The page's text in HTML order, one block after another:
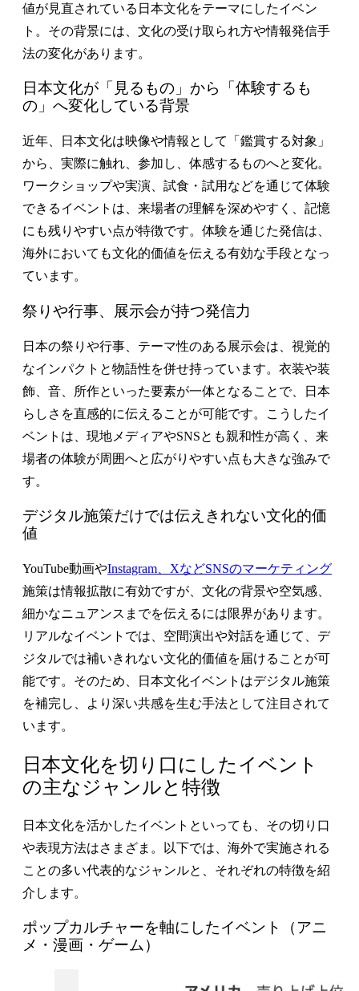
値が見直されている日本文化をテーマにしたイベン
ト。その背景には、文化の受け取られ方や情報発信手
法の変化があります。
日本文化が「見るもの」から「体験するも
の」へ変化している背景
近年、日本文化は映像や情報として「鑑賞する対象」
から、実際に触れ、参加し、体感するものへと変化。
ワークショップや実演、試食・試用などを通じて体験
できるイベントは、来場者の理解を深めやすく、記憶
にも残りやすい点が特徴です。体験を通じた発信は、
海外においても文化的価値を伝える有効な手段となっ
ています。
祭りや行事、展示会が持つ発信力
日本の祭りや行事、テーマ性のある展示会は、視覚的
なインパクトと物語性を併せ持っています。衣装や装
飾、音、所作といった要素が一体となることで、日本
らしさを直感的に伝えることが可能です。こうしたイ
ベントは、現地メディアやSNSとも親和性が高く、来
場者の体験が周囲へと広がりやすい点も大きな強みで
す。
デジタル施策だけでは伝えきれない文化的価
値
YouTube動画やInstagram、XなどSNSのマーケティング
施策は情報拡散に有効ですが、文化の背景や空気感、
細かなニュアンスまでを伝えるには限界があります。
リアルなイベントでは、空間演出や対話を通じて、デ
ジタルでは補いきれない文化的価値を届けることが可
能です。そのため、日本文化イベントはデジタル施策
を補完し、より深い共感を生む手法として注目されて
います。
日本文化を切り口にしたイベント
の主なジャンルと特徴
日本文化を活かしたイベントといっても、その切り口
や表現方法はさまざま。以下では、海外で実施される
ことの多い代表的なジャンルと、それぞれの特徴を紹
介します。
ポップカルチャーを軸にしたイベント（アニ
メ・漫画・ゲーム）